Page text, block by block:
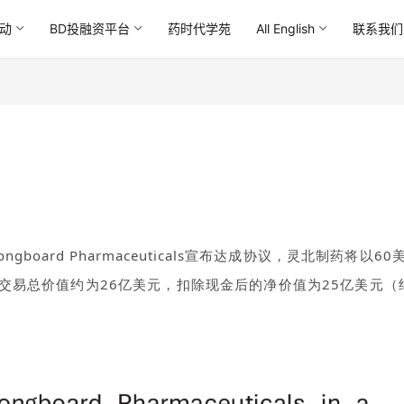
BD投融资平台 药时代学苑 All English 联系我们
Pharmaceuticals宣布达成协议， 灵北制药将以60
易总价值约为26亿美元，扣除现金后的净价值为25亿美元（